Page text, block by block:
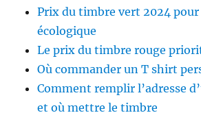
Prix du timbre vert 2024
écologique
Le prix du timbre rouge
Où commander un T shirt
Comment remplir l’adresse
et où mettre le timbre